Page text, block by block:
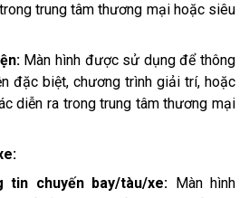
trung tâm thương mại hoặc siêu
Màn hình được sử dụng để thông
đặc biệt, chương trình giải trí, hoặc
diễn ra trong trung tâm thương mại
tin chuyến bay/tàu/xe: Màn hình